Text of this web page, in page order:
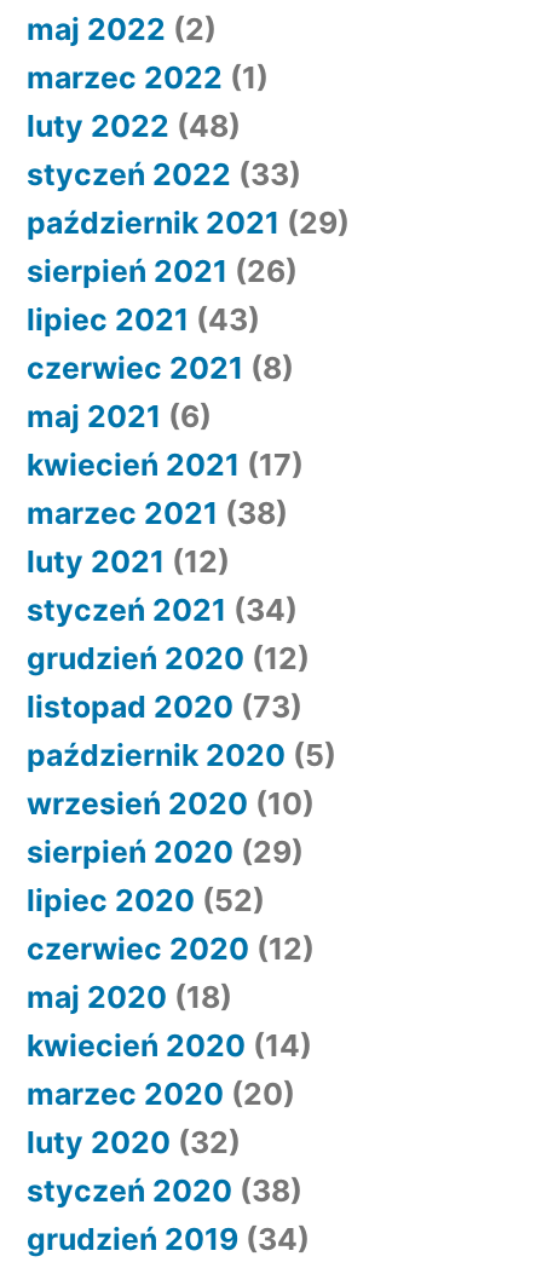
maj 2022 (2)
marzec 2022 (1)
luty 2022 (48)
styczeń 2022 (33)
październik 2021 (29)
sierpień 2021 (26)
lipiec 2021 (43)
czerwiec 2021 (8)
maj 2021 (6)
kwiecień 2021 (17)
marzec 2021 (38)
luty 2021 (12)
styczeń 2021 (34)
grudzień 2020 (12)
listopad 2020 (73)
październik 2020 (5)
wrzesień 2020 (10)
sierpień 2020 (29)
lipiec 2020 (52)
czerwiec 2020 (12)
maj 2020 (18)
kwiecień 2020 (14)
marzec 2020 (20)
luty 2020 (32)
styczeń 2020 (38)
grudzień 2019 (34)